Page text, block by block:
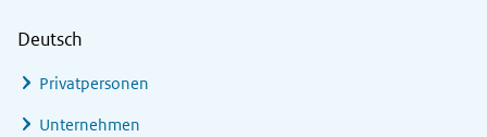
Deutsch
Privatpersonen
Unternehmen